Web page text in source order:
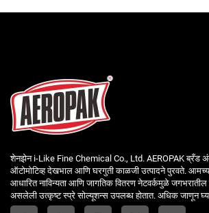
शेनझेन i-Like Fine Chemical Co., Ltd. AEROPAK ब्रँड
ऑटोमोटिव्ह देखभाल आणि घरगुती काळजी उत्पादने पुरवते.
आधारित नाविन्यता आणि जागतिक वितरण नेटवर्कमुळे जगभरातील
असलेली उत्कृष्ट स्प्रे सोल्यूशन्स उपलब्ध होतात. अधिक जाणून